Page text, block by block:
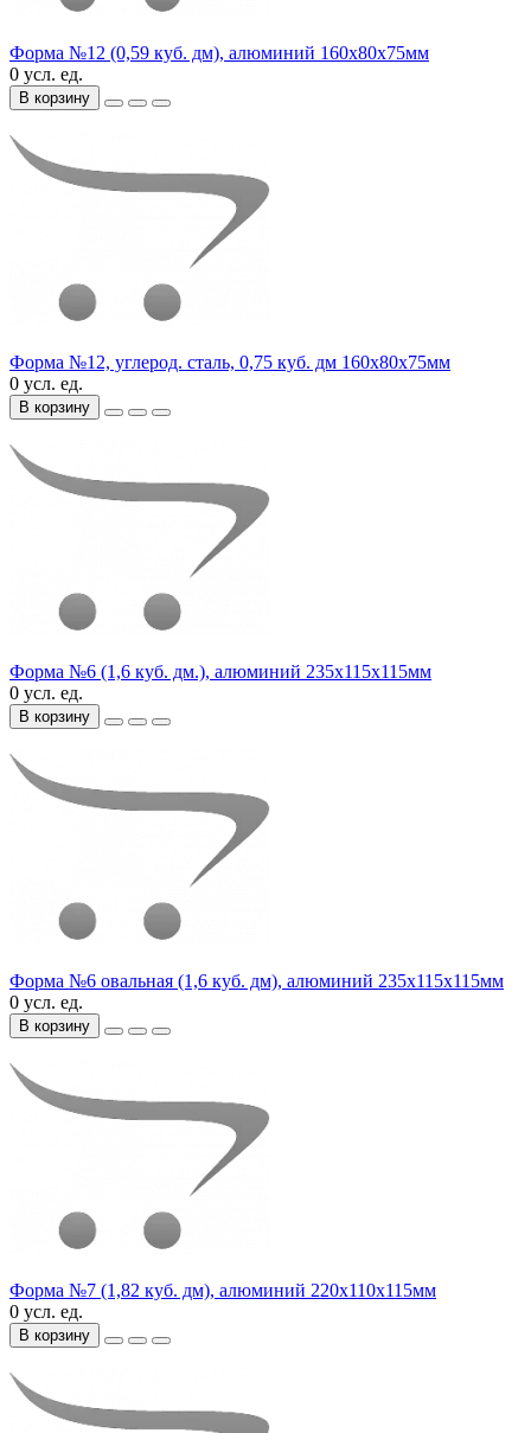
Форма №12 (0,59 куб. дм), алюминий 160х80х75мм
0 усл. ед.
В корзину
Форма №12, углерод. сталь, 0,75 куб. дм 160х80х75мм
0 усл. ед.
В корзину
Форма №6 (1,6 куб. дм.), алюминий 235х115х115мм
0 усл. ед.
В корзину
Форма №6 овальная (1,6 куб. дм), алюминий 235х115х115мм
0 усл. ед.
В корзину
Форма №7 (1,82 куб. дм), алюминий 220х110х115мм
0 усл. ед.
В корзину